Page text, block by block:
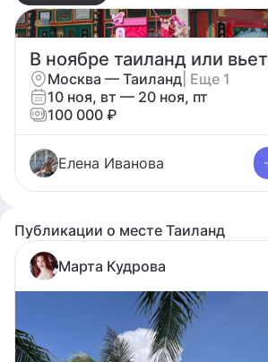
Москва — Таиланд | Еще 1
10 ноя, вт — 20 ноя, пт
100 000 ₽
Елена Иванова
Публикации о месте Таиланд
Марта Кудрова